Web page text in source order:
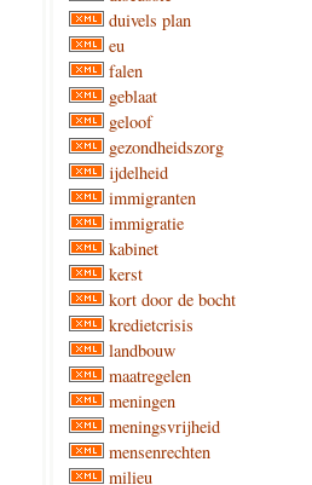
duivels plan
eu
falen
geblaat
geloof
gezondheidszorg
ijdelheid
immigranten
immigratie
kabinet
kerst
kort door de bocht
kredietcrisis
landbouw
maatregelen
meningen
meningsvrijheid
mensenrechten
milieu